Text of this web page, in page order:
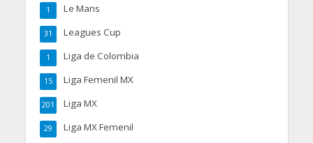
Le Mans
1
Leagues Cup
31
Liga de Colombia
1
Liga Femenil MX
15
Liga MX
201
Liga MX Femenil
29